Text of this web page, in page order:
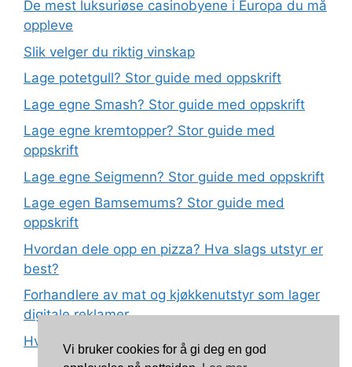
De mest luksuriøse casinobyene i Europa du må
oppleve
Slik velger du riktig vinskap
Lage potetgull? Stor guide med oppskrift
Lage egne Smash? Stor guide med oppskrift
Lage egne kremtopper? Stor guide med
oppskrift
Lage egne Seigmenn? Stor guide med oppskrift
Lage egen Bamsemums? Stor guide med
oppskrift
Hvordan dele opp en pizza? Hva slags utstyr er
best?
Forhandlere av mat og kjøkkenutstyr som lager
digitale reklamer
Hva betyr det at plast har matkvalitet?
Vi bruker cookies for å gi deg en god